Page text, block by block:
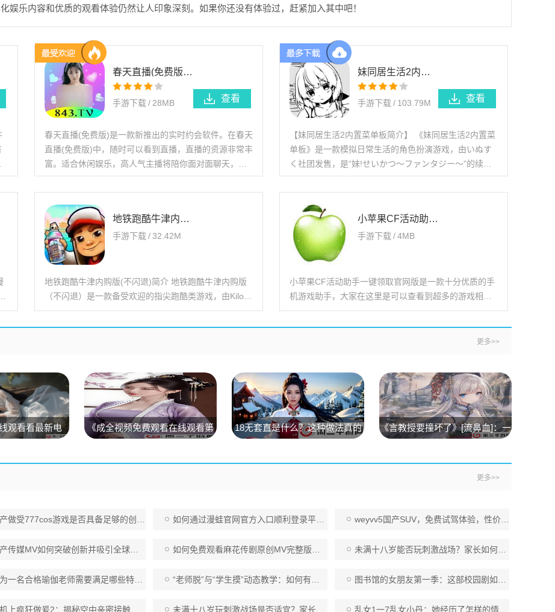
娱乐内容和优质的观看体验仍然让人印象深刻。如果你还没有体验过，赶紧加入其中吧！
春天直播(免费版)官方最新版下载安装
手游下载/ 28MB 查看
春天直播(免费版)是一款新推出的实时约会软件。在春天
直播(免费版)中，随时可以看到直播，直播的资源非常丰
富。适合休闲娱乐，高人气主播将陪你面对面聊天，现
场画质和全屏美图超级清晰，感兴趣的朋友快来本站下
妺同居生活2内置菜单板
手游下载/ 103.79M 查看
【妺同居生活2内置菜单板简介】 《妺同居生活2内置菜
单板》是一款模拟日常生活的角色扮演游戏，由いぬす
く社团发售，是“妹!せいかつ～ファンタジー～”的续
作，也被翻译为“妹同居生活2：异世界幻想”。游戏设
地铁跑酷牛津内购版(不闪退)
手游下载/32.42M
地铁跑酷牛津内购版(不闪退)简介 地铁跑酷牛津内购版
（不闪退）是一款备受欢迎的指尖跑酷类游戏，由Kiloo
Games公司开发，并于2012年在iOS和Android平台上发
布。游戏以地铁轨道为背景，
小苹果CF活动助手一键领取官网版下载
手游下载/4MB
小苹果CF活动助手一键领取官网版是一款十分优质的手
机游戏助手，大家在这里是可以查看到超多的游戏相关
内容的，十分的丰富，各种不同的资讯都有。还有超多
的游戏活动内容，很多福利带给大家的，感兴趣的小伙
更多>>
观看看最新电 《成全视频免费观看在线观看第 18无套直是什么？这种做法真的 《言教授要撞坏了》[流鼻血]：一
更多>>
做受777cos游戏是否具备足够的创新与市场潜力？ 如何通过漫蛙官网官方入口顺利登录平台：新手必看指南 weyvv5国产SUV，免费试驾体验，性价比超高，值得关注
媒MV如何突破创新并吸引全球观众？新时代下的麻豆精品秘MV现象分析 如何免费观看麻花传剧原创MV完整版？探索最简单的观看方法 未满十八岁能否玩刺激战场？家长如何科学管理孩子的游戏时间：对未成年玩家的建议
名合格瑜伽老师需要满足哪些特殊要求？掌握这些你也可以成为瑜伽教练 “老师脱”与“学生摸”动态教学：如何有效促进学生自主学习与思维活跃？ 图书馆的女朋友第一季：这部校园剧如何展现纯真爱情与成长故事？
疯狂做爰2：揭秘空中亲密接触的惊人故事，飞行中的隐秘行为让你大开眼界 未满十八岁玩刺激战场是否适宜？家长如何把控未成年人游戏时间 乱女1一7乱女小丹：她经历了怎样的情感困境，才能最终觉醒与自我救赎？